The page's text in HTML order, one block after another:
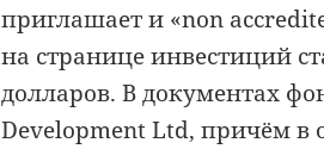
приглашает и «non
на странице инвестиций
долларов. В документах
Development Ltd, причём